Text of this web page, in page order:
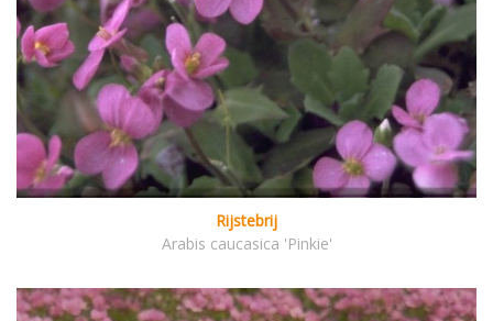
Rijstebrij
Arabis caucasica 'Pinkie'